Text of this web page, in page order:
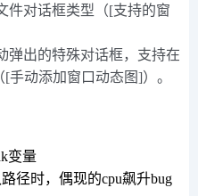
件对话框类型（[支持的窗
弹出的特殊对话框，支持在
动添加窗口动态图]）。
变量
径时，偶现的cpu飙升bug